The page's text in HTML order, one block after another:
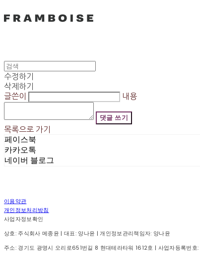
수정하기
삭제하기
글쓴이
내용
댓글 쓰기
목록으로 가기
페이스북
카카오톡
네이버 블로그
이용약관
개인정보처리방침
사업자정보확인
상호: 주식회사 메종윤 | 대표: 양나윤 | 개인정보관리책임자: 양나윤
주소: 경기도 광명시 오리로651번길 8 현대테라타워 1612호 | 사업자등록번호: